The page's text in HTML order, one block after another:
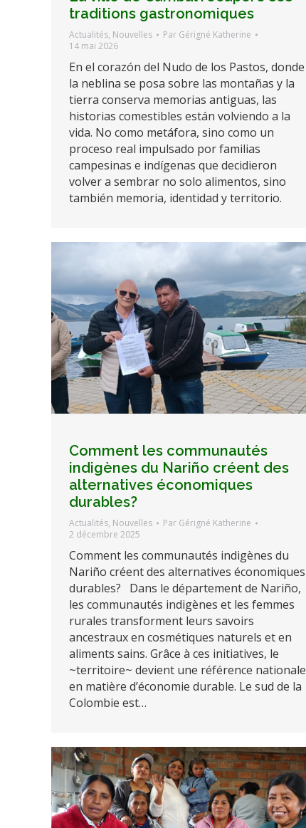
traditions gastronomiques
Actualités, Nouvelles Par Gérigné Katherine
14 mai 2026
En el corazón del Nudo de los Pastos, donde
la neblina se posa sobre las montañas y la
tierra conserva memorias antiguas, las
historias comestibles están volviendo a la
vida. No como metáfora, sino como un
proceso real impulsado por familias
campesinas e indígenas que decidieron
volver a sembrar no solo alimentos, sino
también memoria, identidad y territorio.
Comment les communautés
indigènes du Nariño créent des
alternatives économiques
durables?
Actualités, Nouvelles Par Gérigné Katherine
2 décembre 2025
Comment les communautés indigènes du
Nariño créent des alternatives économiques
durables? Dans le département de Nariño,
les communautés indigènes et les femmes
rurales transforment leurs savoirs
ancestraux en cosmétiques naturels et en
aliments sains. Grâce à ces initiatives, le
~territoire~ devient une référence nationale
en matière d’économie durable. Le sud de la
Colombie est…